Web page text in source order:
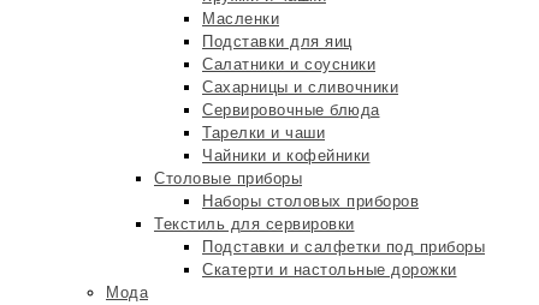
Масленки
Подставки для яиц
Салатники и соусники
Сахарницы и сливочники
Сервировочные блюда
Тарелки и чаши
Чайники и кофейники
Столовые приборы
Наборы столовых приборов
Текстиль для сервировки
Подставки и салфетки под приборы
Скатерти и настольные дорожки
Мода